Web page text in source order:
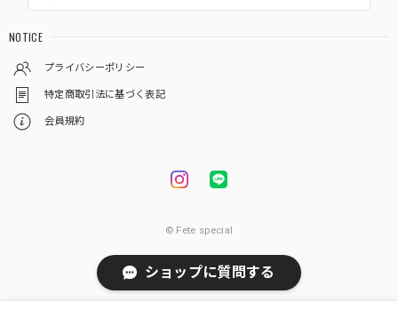
NOTICE
プライバシーポリシー
特定商取引法に基づく表記
会員規約
© Fete special
ショップに質問する